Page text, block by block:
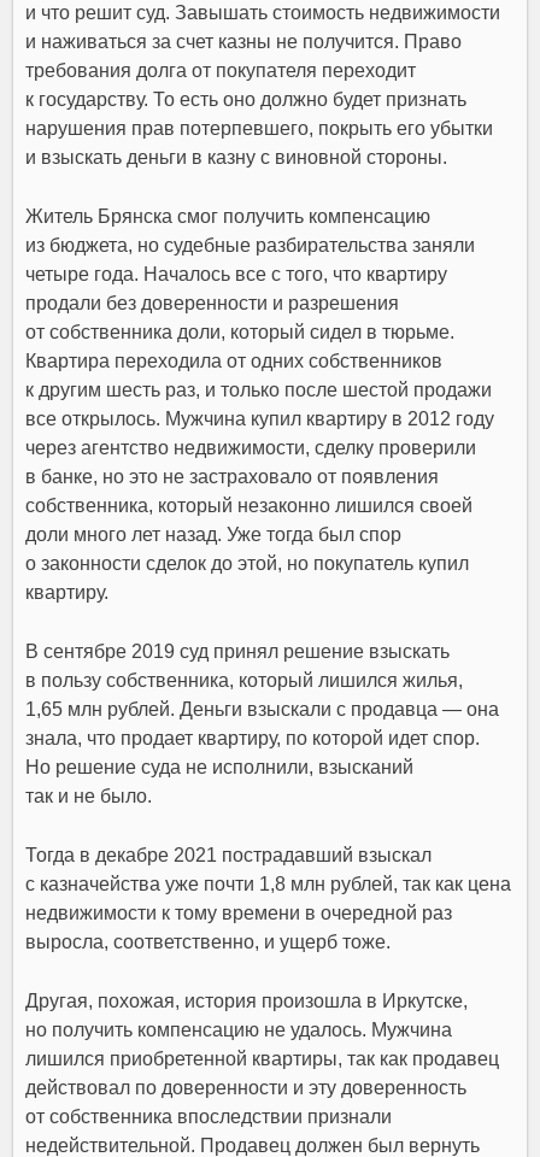
и что решит суд. Завышать стоимость недвижимости
и наживаться за счет казны не получится. Право
требования долга от покупателя переходит
к государству. То есть оно должно будет признать
нарушения прав потерпевшего, покрыть его убытки
и взыскать деньги в казну с виновной стороны.
Житель Брянска смог получить компенсацию
из бюджета, но судебные разбирательства заняли
четыре года. Началось все с того, что квартиру
продали без доверенности и разрешения
от собственника доли, который сидел в тюрьме.
Квартира переходила от одних собственников
к другим шесть раз, и только после шестой продажи
все открылось. Мужчина купил квартиру в 2012 году
через агентство недвижимости, сделку проверили
в банке, но это не застраховало от появления
собственника, который незаконно лишился своей
доли много лет назад. Уже тогда был спор
о законности сделок до этой, но покупатель купил
квартиру.
В сентябре 2019 суд принял решение взыскать
в пользу собственника, который лишился жилья,
1,65 млн рублей. Деньги взыскали с продавца — она
знала, что продает квартиру, по которой идет спор.
Но решение суда не исполнили, взысканий
так и не было.
Тогда в декабре 2021 пострадавший взыскал
с казначейства уже почти 1,8 млн рублей, так как цена
недвижимости к тому времени в очередной раз
выросла, соответственно, и ущерб тоже.
Другая, похожая, история произошла в Иркутске,
но получить компенсацию не удалось. Мужчина
лишился приобретенной квартиры, так как продавец
действовал по доверенности и эту доверенность
от собственника впоследствии признали
недействительной. Продавец должен был вернуть